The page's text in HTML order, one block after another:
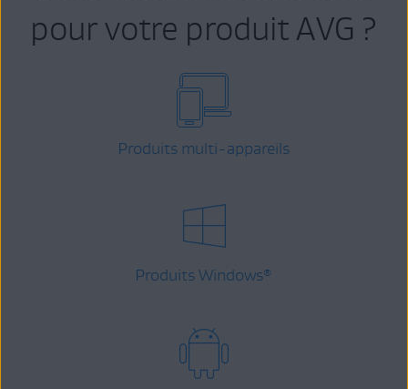
pour votre produit AVG ?
Produits multi-appareils
Produits Windows®